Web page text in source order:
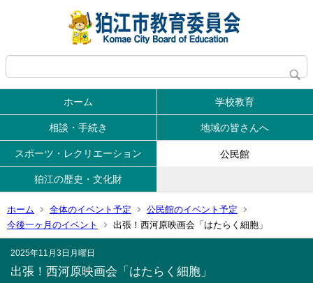
ホーム 学校教育
相談・手続き 地域の皆さんへ
スポーツ・レクリエーション 公民館
狛江の歴史・文化財
ホーム 全体のイベント予定
公民館のイベント予定
今後一ヶ月のイベント
出張！西河原映画会「はたらく細胞」
2025年11月3日 月曜日
出張！西河原映画会「はたらく細胞」